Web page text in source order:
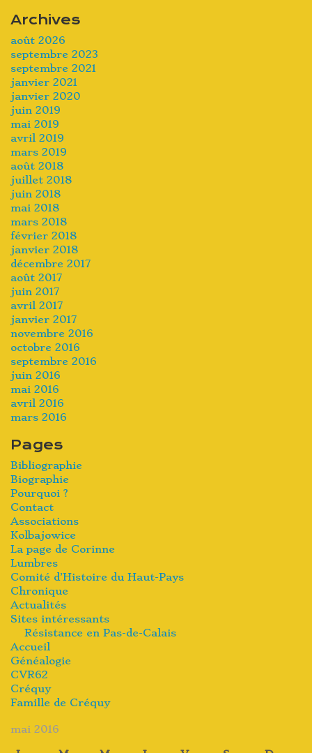
Archives
août 2026
septembre 2023
septembre 2021
janvier 2021
janvier 2020
juin 2019
mai 2019
avril 2019
mars 2019
août 2018
juillet 2018
juin 2018
mai 2018
mars 2018
février 2018
janvier 2018
décembre 2017
août 2017
juin 2017
avril 2017
janvier 2017
novembre 2016
octobre 2016
septembre 2016
juin 2016
mai 2016
avril 2016
mars 2016
Pages
Bibliographie
Biographie
Pourquoi ?
Contact
Associations
Kolbajowice
La page de Corinne
Lumbres
Comité d’Histoire du Haut-Pays
Chronique
Actualités
Sites intéressants
Résistance en Pas-de-Calais
Accueil
Généalogie
CVR62
Créquy
Famille de Créquy
mai 2016